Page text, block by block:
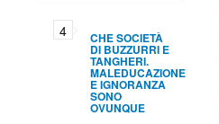
CHE SOCIETÀ
DI BUZZURRI E
TANGHERI.
MALEDUCAZIONE
E IGNORANZA
SONO
OVUNQUE